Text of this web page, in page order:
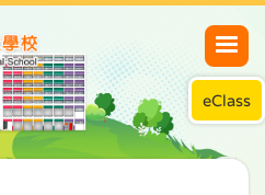
eClass